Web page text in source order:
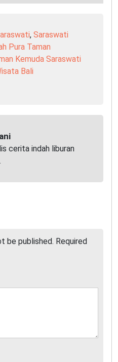
, Saraswati
Pura Taman
Kemuda Saraswati
Bali
cerita indah liburan
be published. Required